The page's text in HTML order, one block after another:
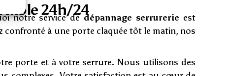
24h/24
notre service de dépannage serrurerie est
confronté à une porte claquée tôt le matin, nos
porte et à votre serrure. Nous utilisons des